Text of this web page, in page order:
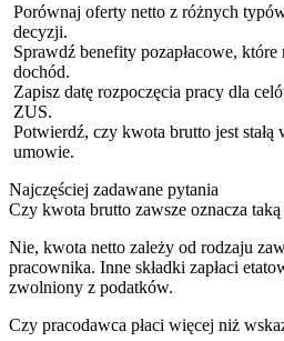
Porównaj oferty netto z różnych
decyzji.
Sprawdź benefity pozapłacowe,
dochód.
Zapisz datę rozpoczęcia pracy dla
ZUS.
Potwierdź, czy kwota brutto jest stałą
umowie.
Najczęściej zadawane pytania
Czy kwota brutto zawsze oznacza
Nie, kwota netto zależy od rodzaju
pracownika. Inne składki zapłaci
zwolniony z podatków.
Czy pracodawca płaci więcej niż